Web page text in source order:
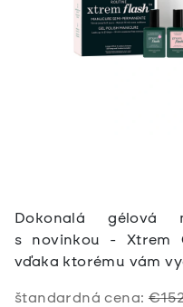
Dokonalá gélová
s novinkou - Xtrem
vďaka ktorému vám
štandardná cena: